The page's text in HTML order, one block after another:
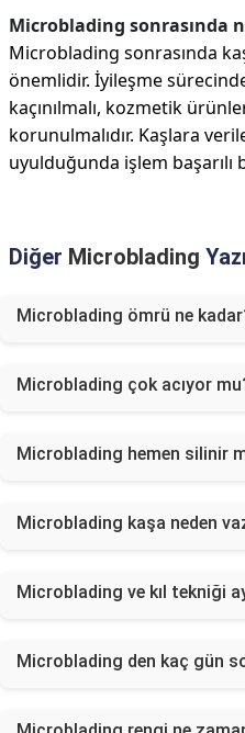
Microblading sonrasında
Microblading sonrasında
önemlidir. İyileşme
kaçınılmalı, kozmetik
korunulmalıdır. Kaşlara
uyulduğunda işlem başarılı
Diğer Microblading
Microblading ömrü ne
Microblading çok acıyor
Microblading hemen silinir
Microblading kaşa neden
Microblading ve kıl tekniği
Microblading den kaç gün